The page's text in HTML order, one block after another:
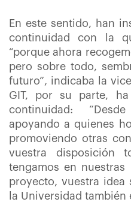
En este sentido, han
continuidad con la
“porque ahora
pero sobre todo,
futuro”, indicaba la
GIT, por su parte,
continuidad:
apoyando a quienes
promoviendo otras
vuestra disposición
tengamos en
proyecto, vuestra idea
la Universidad también